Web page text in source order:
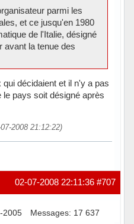
parmi les
et ce jusqu'en 1980
de l'Italie, désigné
avant la tenue des
décidaient et il n'y a pas
le pays soit désigné après
2008 21:12:22)
#707
02-07-2008 22:11:36
2005 Messages: 17 637